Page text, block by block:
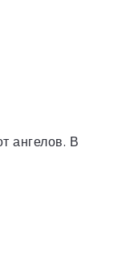
ангелов. В